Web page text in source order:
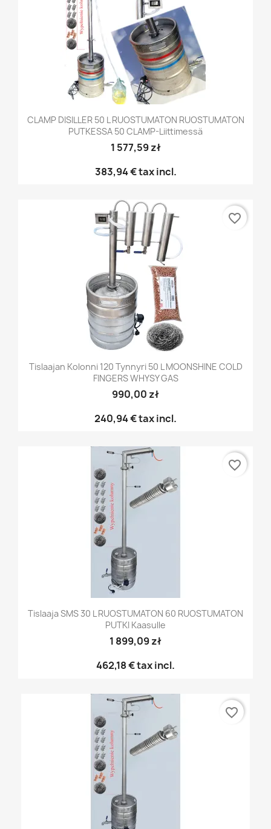
CLAMP DISILLER 50 L RUOSTUMATON RUOSTUMATON
PUTKESSA 50 CLAMP-Liittimessä
1 577,59 zł
383,94 €tax incl.
Tislaajan Kolonni 120 Tynnyri 50 L MOONSHINE COLD
FINGERS WHYSY GAS
990,00 zł
240,94 €tax incl.
favorite_border
Tislaaja SMS 30 L RUOSTUMATON 60 RUOSTUMATON
PUTKI Kaasulle
1 899,09 zł
462,18 €tax incl.
favorite_border
favorite_border